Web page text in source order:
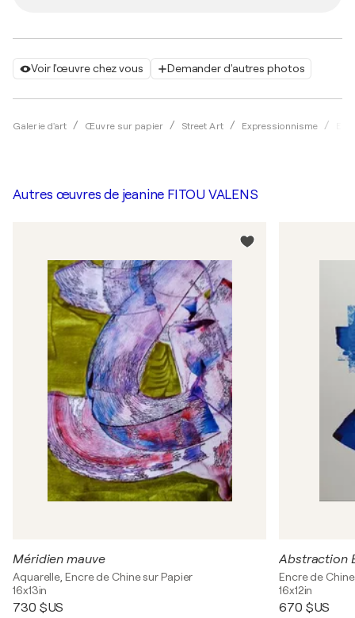
Voir l'œuvre chez vous Demander d'autres photos
Galerie d'art Œuvre sur papier Street Art Expressionnisme
Autres œuvres de jeanine FITOU VALENS
Méridien mauve
Aquarelle, Encre de Chine sur Papier
16x13in
730 $US
Abstraction
Encre de
16x12in
670 $US